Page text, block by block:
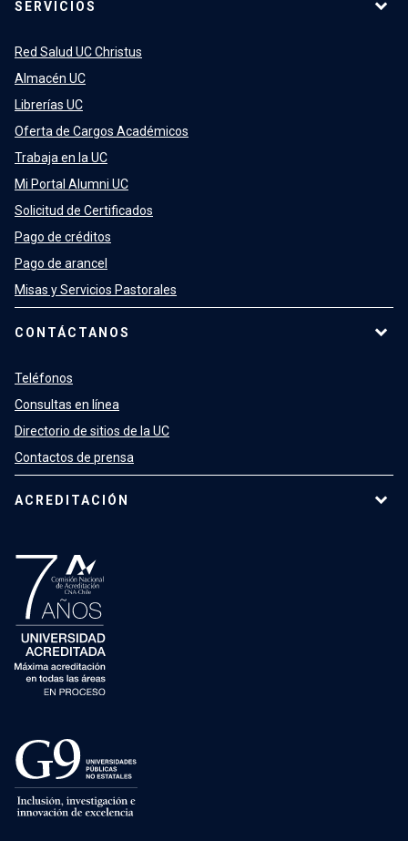
SERVICIOS
Red Salud UC Christus
Almacén UC
Librerías UC
Oferta de Cargos Académicos
Trabaja en la UC
Mi Portal Alumni UC
Solicitud de Certificados
Pago de créditos
Pago de arancel
Misas y Servicios Pastorales
CONTÁCTANOS
Teléfonos
Consultas en línea
Directorio de sitios de la UC
Contactos de prensa
ACREDITACIÓN